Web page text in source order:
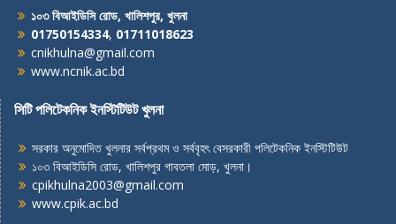
১০৩ বিআইডিসি রোড, খালিশপুর, খুলনা
01750154334, 01711018623
cnikhulna@gmail.com
www.ncnik.ac.bd
সিটি পলিটেকনিক ইনস্টিটিউট খুলনা
সরকার অনুমোদিত খুলনার সর্বপ্রথম ও সর্ববৃহৎ বেসরকারী পলিটেকনিক ইনস্টিটিউট
১০৩ বিআইডিসি রোড, খালিশপুর গাবতলা মোড়, খুলনা।
cpikhulna2003@gmail.com
www.cpik.ac.bd